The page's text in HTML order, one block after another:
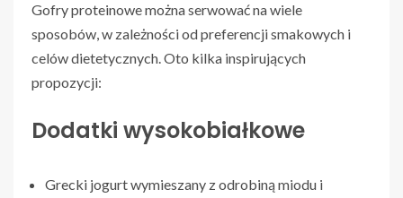
Gofry proteinowe można serwować na wiele
sposobów, w zależności od preferencji smakowych i
celów dietetycznych. Oto kilka inspirujących
propozycji:
Dodatki wysokobiałkowe
Grecki jogurt wymieszany z odrobiną miodu i